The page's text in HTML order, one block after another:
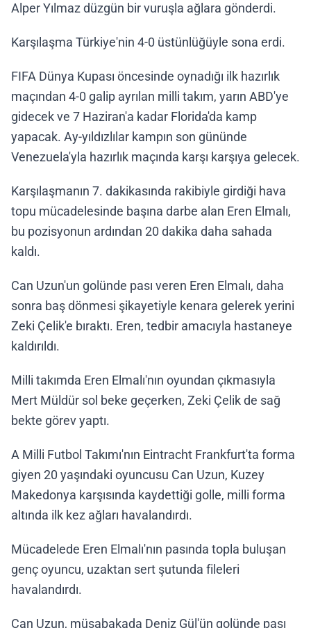
Alper Yılmaz düzgün bir vuruşla ağlara gönderdi.
Karşılaşma Türkiye'nin 4-0 üstünlüğüyle sona erdi.
FIFA Dünya Kupası öncesinde oynadığı ilk hazırlık
maçından 4-0 galip ayrılan milli takım, yarın ABD'ye
gidecek ve 7 Haziran'a kadar Florida'da kamp
yapacak. Ay-yıldızlılar kampın son gününde
Venezuela'yla hazırlık maçında karşı karşıya gelecek.
Karşılaşmanın 7. dakikasında rakibiyle girdiği hava
topu mücadelesinde başına darbe alan Eren Elmalı,
bu pozisyonun ardından 20 dakika daha sahada
kaldı.
Can Uzun'un golünde pası veren Eren Elmalı, daha
sonra baş dönmesi şikayetiyle kenara gelerek yerini
Zeki Çelik'e bıraktı. Eren, tedbir amacıyla hastaneye
kaldırıldı.
Milli takımda Eren Elmalı'nın oyundan çıkmasıyla
Mert Müldür sol beke geçerken, Zeki Çelik de sağ
bekte görev yaptı.
A Milli Futbol Takımı'nın Eintracht Frankfurt'ta forma
giyen 20 yaşındaki oyuncusu Can Uzun, Kuzey
Makedonya karşısında kaydettiği golle, milli forma
altında ilk kez ağları havalandırdı.
Mücadelede Eren Elmalı'nın pasında topla buluşan
genç oyuncu, uzaktan sert şutunda fileleri
havalandırdı.
Can Uzun, müsabakada Deniz Gül'ün golünde pası